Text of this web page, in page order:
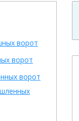
ворот
ворот
ворот